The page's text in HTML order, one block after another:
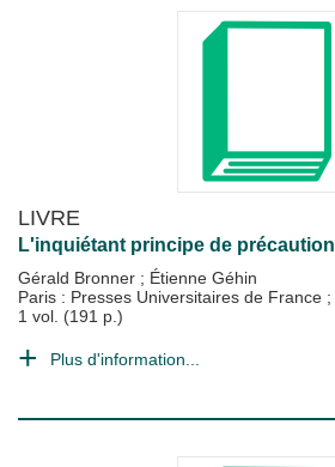
LIVRE
L'inquiétant principe de précaution
Gérald Bronner ; Étienne Géhin
Paris : Presses Universitaires de France ;
1 vol. (191 p.)
Plus d'information...